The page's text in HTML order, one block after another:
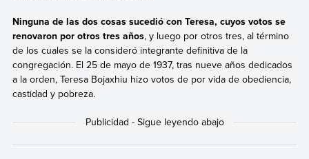
Ninguna de las dos cosas sucedió con Teresa, cuyos votos se
renovaron por otros tres años, y luego por otros tres, al término
de los cuales se la consideró integrante definitiva de la
congregación. El 25 de mayo de 1937, tras nueve años dedicados
a la orden, Teresa Bojaxhiu hizo votos de por vida de obediencia,
castidad y pobreza.